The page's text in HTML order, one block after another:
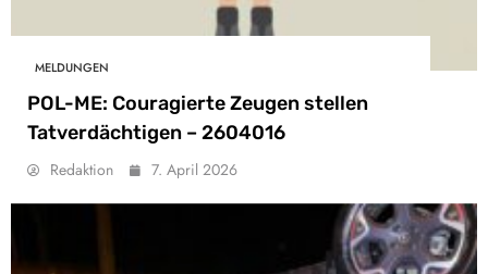
MELDUNGEN
POL-ME: Couragierte Zeugen stellen
Tatverdächtigen – 2604016
Redaktion 7. April 2026